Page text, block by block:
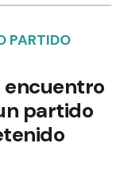
PARTIDO
encuentro
partido